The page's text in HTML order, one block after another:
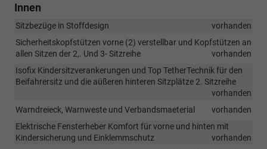
Innen
Sitzbezüge in Stoffdesign
vorhanden
Sicherheitskopfstützen vorne (2) verstellbar und Kopfstützen an
allen Sitzen der 2,. Und 3- Sitzreihe
vorhanden
Isofix Kindersitzverankerungen und Top TetherTechnik für den
Beifahrersitz und die aüßeren hinteren Sitzplätze 2. Sitzreihe
vorhanden
Warndreieck, Warnweste und Verbandsmaeterial
vorhanden
Elektrische Fensterheber Komfort für vorne und hinten mit
Kindersicherung und Einklemmschutz
vorhanden